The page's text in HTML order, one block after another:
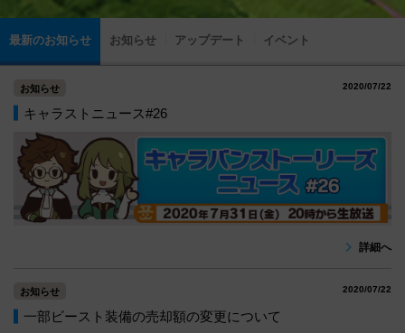
最新のお知らせ お知らせ アップデート イベント
お知らせ 2020/07/22
キャラストニュース#26
詳細へ
お知らせ 2020/07/22
一部ビースト装備の売却額の変更について